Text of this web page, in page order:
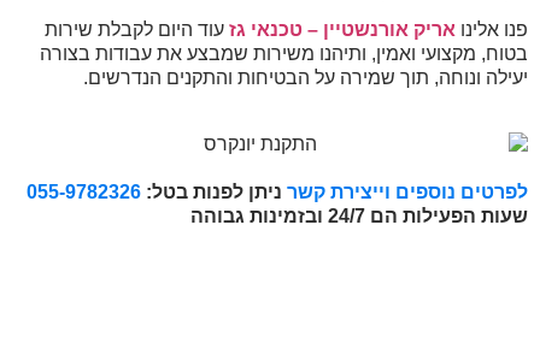
פנו אלינו אריק אורנשטיין – טכנאי גז עוד היום לקבלת שירות
בטוח, מקצועי ואמין, ותיהנו משירות שמבצע את עבודות בצורה
יעילה ונוחה, תוך שמירה על הבטיחות והתקנים הנדרשים.
לפרטים נוספים וייצירת קשר ניתן לפנות בטל: 055-9782326
שעות הפעילות הם 24/7 ובזמינות גבוהה